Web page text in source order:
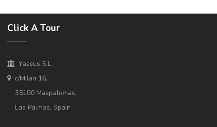
Click A Tour
Yassus S.L.
c/Milan 16,
35100 Maspalomas,
Las Palmas, Spain